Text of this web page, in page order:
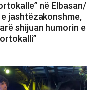
në Elbasan/
jashtëzakonshme,
shijuan humorin e